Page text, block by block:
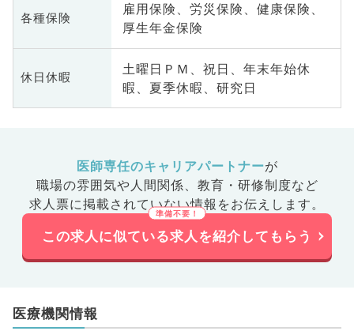
各種保険
雇用保険、労災保険、健康保険、
厚生年金保険
休日休暇
土曜日ＰＭ、祝日、年末年始休
暇、夏季休暇、研究日
医師専任のキャリアパートナーが
職場の雰囲気や人間関係、 教育・研修制度など
求人票に掲載されていない情報をお伝えします。
この求人に似ている求人を紹介してもらう
医療機関情報